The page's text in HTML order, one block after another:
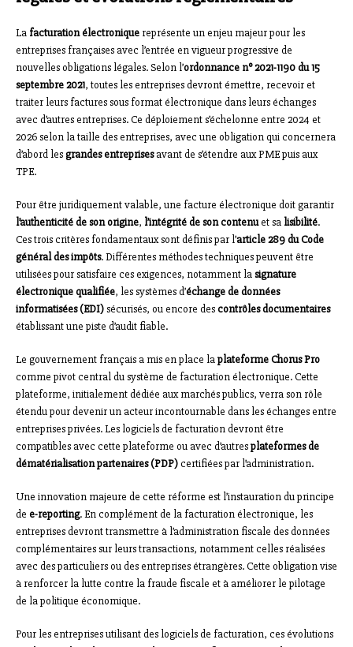
La facturation électronique représente un enjeu majeur pour les
entreprises françaises avec l’entrée en vigueur progressive de
nouvelles obligations légales. Selon l’ordonnance n° 2021-1190 du 15
septembre 2021, toutes les entreprises devront émettre, recevoir et
traiter leurs factures sous format électronique dans leurs échanges
avec d’autres entreprises. Ce déploiement s’échelonne entre 2024 et
2026 selon la taille des entreprises, avec une obligation qui concernera
d’abord les grandes entreprisesavant de s’étendre aux PME puis aux
TPE.
Pour être juridiquement valable, une facture électronique doit garantir
l’authenticité de son origine, l’intégrité de son contenuet sa lisibilité.
Ces trois critères fondamentaux sont définis par l’article 289 du Code
général des impôts. Différentes méthodes techniques peuvent être
utilisées pour satisfaire ces exigences, notamment lasignature
électronique qualifiée, les systèmes d’échange de données
informatisées (EDI)sécurisés, ou encore descontrôles documentaires
établissant une piste d’audit fiable.
Le gouvernement français a mis en place laplateforme Chorus Pro
comme pivot central du système de facturation électronique. Cette
plateforme, initialement dédiée aux marchés publics, verra son rôle
étendu pour devenir un acteur incontournable dans les échanges entre
entreprises privées. Les logiciels de facturation devront être
compatibles avec cette plateforme ou avec d’autresplateformes de
dématérialisation partenaires (PDP)certifiées par l’administration.
Une innovation majeure de cette réforme est l’instauration du principe
de e-reporting. En complément de la facturation électronique, les
entreprises devront transmettre à l’administration fiscale des données
complémentaires sur leurs transactions, notamment celles réalisées
avec des particuliers ou des entreprises étrangères. Cette obligation vise
à renforcer la lutte contre la fraude fiscale et à améliorer le pilotage
de la politique économique.
Pour les entreprises utilisant des logiciels de facturation, ces évolutions